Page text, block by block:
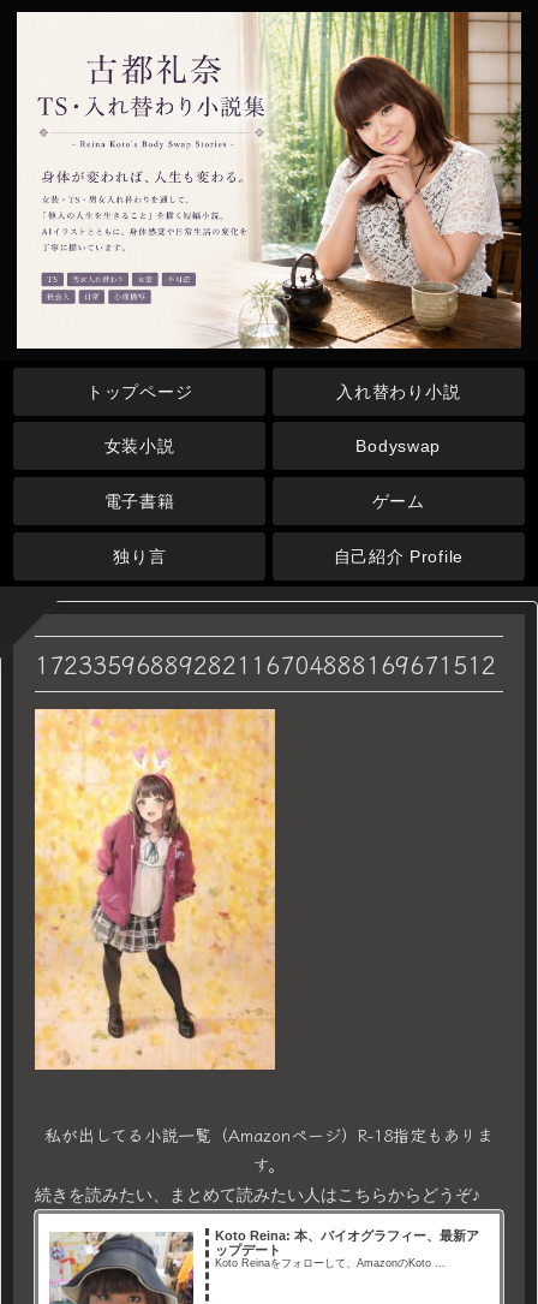
トップページ 入れ替わり小説
女装小説 Bodyswap
電子書籍 ゲーム
独り言 自己紹介 Profile
17233596889282116704888169671512
私が出してる小説一覧（Amazonページ）R-18指定もありま
す。
続きを読みたい、まとめて読みたい人はこちらからどうぞ♪
Koto Reina: 本、バイオグラフィー、最新ア
ップデート
Koto Reinaをフォローして、AmazonのKoto ...